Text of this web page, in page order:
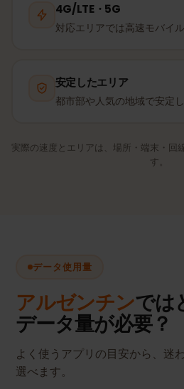
4G/LTE・5G
対応エリアでは高速モバイル
安定したエリア
都市部や人気の地域で安定し
実際の速度とエリアは、場所・端末・回
す。
データ使用量
アルゼンチンでは
データ量が必要？
よく使うアプリの目安から、迷
選べます。